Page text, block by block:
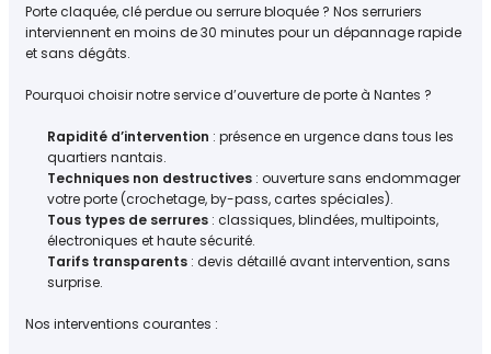
Porte claquée, clé perdue ou serrure bloquée ? Nos serruriers
interviennent en moins de 30 minutes pour un dépannage rapide
et sans dégâts.
Pourquoi choisir notre service d’ouverture de porte à Nantes ?
Rapidité d’intervention : présence en urgence dans tous les
quartiers nantais.
Techniques non destructives : ouverture sans endommager
votre porte (crochetage, by-pass, cartes spéciales).
Tous types de serrures : classiques, blindées, multipoints,
électroniques et haute sécurité.
Tarifs transparents : devis détaillé avant intervention, sans
surprise.
Nos interventions courantes :